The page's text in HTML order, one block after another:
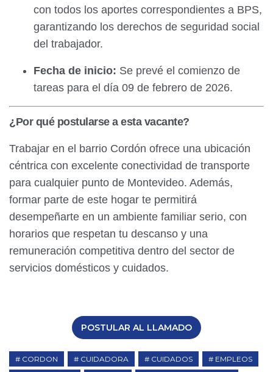
con todos los aportes correspondientes a BPS,
garantizando los derechos de seguridad social
del trabajador.
Fecha de inicio: Se prevé el comienzo de
tareas para el día 09 de febrero de 2026.
¿Por qué postularse a esta vacante?
Trabajar en el barrio Cordón ofrece una ubicación
céntrica con excelente conectividad de transporte
para cualquier punto de Montevideo. Además,
formar parte de este hogar te permitirá
desempeñarte en un ambiente familiar serio, con
horarios que respetan tu descanso y una
remuneración competitiva dentro del sector de
servicios domésticos y cuidados.
POSTULAR AL LLAMADO
CORDON CUIDADORA CUIDADOS
EMPLEOS